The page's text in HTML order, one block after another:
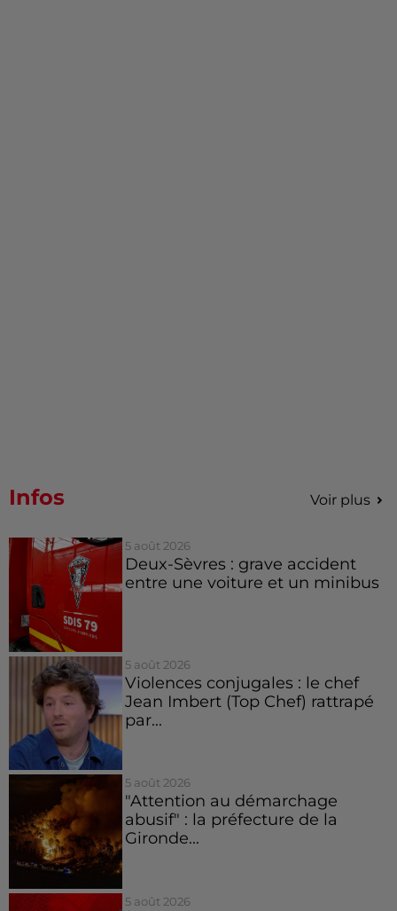
Infos Voir plus
5 août 2026
Deux-Sèvres : grave accident
entre une voiture et un minibus
5 août 2026
Violences conjugales : le chef
Jean Imbert (Top Chef) rattrapé
par...
5 août 2026
"Attention au démarchage
abusif" : la préfecture de la
Gironde...
5 août 2026